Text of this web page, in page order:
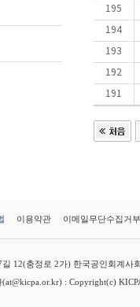
195
194
193
192
191
이용약관 이메일무단수집거부
12(충정로 2가) 한국공인회계
: Copyright(c)